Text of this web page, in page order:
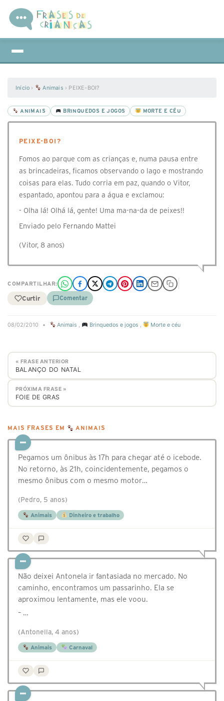
Início › Animais › PEIXE-BOI?
ANIMAIS BRINQUEDOS E JOGOS MORTE E CÉU
PEIXE-BOI?
Fomos ao parque com as crianças e, numa pausa entre
as brincadeiras, ficamos observando o lago e mostrando
coisas para elas. Tudo corria em paz, quando o Vitor,
espantado, apontou para a água e exclamou:
- Olha lá! Olhá lá, gente! Uma ma-na-da de peixes!!
Enviado pelo Fernando Mattei
(Vitor, 8 anos)
COMPARTILHAR:
Curtir Comentar
08/02/2010 • Animais , Brinquedos e jogos , Morte e céu
« FRASE ANTERIOR
BALANÇO DO NATAL
PRÓXIMA FRASE »
FOIE DE GRAS
MAIS FRASES EM ANIMAIS
Pegamos um ônibus às 17h para chegar até o icebode.
No retorno, às 21h, coincidentemente, pegamos o
mesmo ônibus com o mesmo motor…
(Pedro, 5 anos)
Animais Dinheiro e trabalho
Não deixei Antonela ir fantasiada no mercado. No
caminho, encontramos um passarinho. Ela se
aproximou lentamente, mas ele voou.
– …
(Antonella, 4 anos)
Animais Carnaval